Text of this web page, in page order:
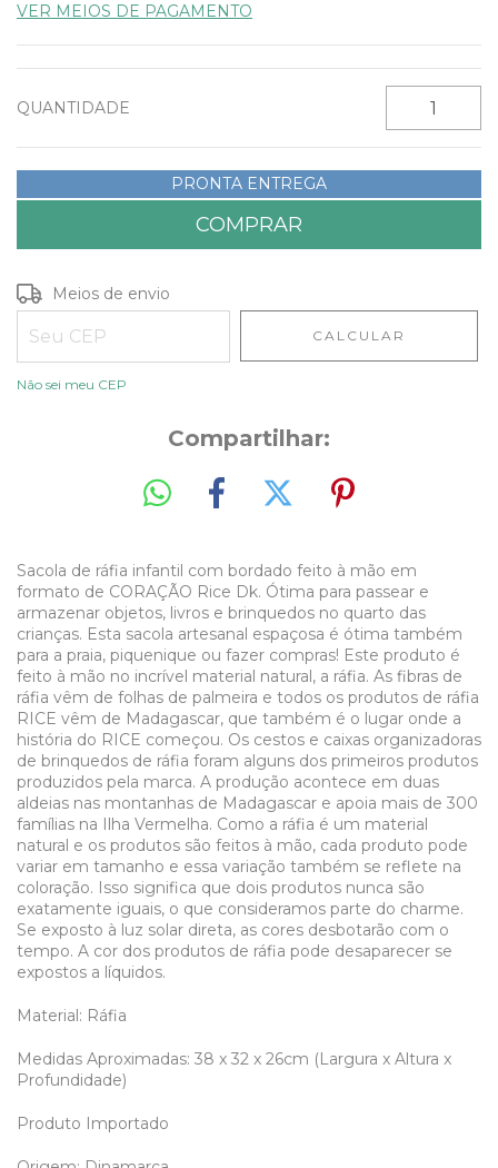
VER MEIOS DE PAGAMENTO
QUANTIDADE
PRONTA ENTREGA
Entregas para o CEP:
Meios de envio
CALCULAR
Não sei meu CEP
Compartilhar:
Sacola de ráfia infantil com bordado feito à mão em
formato de CORAÇÃO Rice Dk. Ótima para passear e
armazenar objetos, livros e brinquedos no quarto das
crianças. Esta sacola artesanal espaçosa é ótima também
para a praia, piquenique ou fazer compras! Este produto é
feito à mão no incrível material natural, a ráfia. As fibras de
ráfia vêm de folhas de palmeira e todos os produtos de ráfia
RICE vêm de Madagascar, que também é o lugar onde a
história do RICE começou. Os cestos e caixas organizadoras
de brinquedos de ráfia foram alguns dos primeiros produtos
produzidos pela marca. A produção acontece em duas
aldeias nas montanhas de Madagascar e apoia mais de 300
famílias na Ilha Vermelha. Como a ráfia é um material
natural e os produtos são feitos à mão, cada produto pode
variar em tamanho e essa variação também se reflete na
coloração. Isso significa que dois produtos nunca são
exatamente iguais, o que consideramos parte do charme.
Se exposto à luz solar direta, as cores desbotarão com o
tempo. A cor dos produtos de ráfia pode desaparecer se
expostos a líquidos.
Material: Ráfia
Medidas Aproximadas: 38 x 32 x 26cm (Largura x Altura x
Profundidade)
Produto Importado